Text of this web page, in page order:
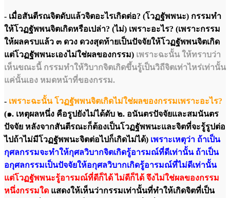
- เมื่อสันตีรณจิตดับแล้วจิตอะไรเกิดต่อ? (โวฏฐัพพนะ) กรรมทำ
ให้โวฏฐัพพนจิตเกิดหรือเปล่า? (ไม่) เพราะอะไร? (เพราะกรรม
ให้ผลครบแล้ว ๓ ดวง ดวงสุดท้ายเป็นปัจจัยให้โวฏฐัพพนจิตเกิด
แต่โวฏฐัพพนะเองไม่ใช่ผลของกรรม) เพราะฉะนั้น ให้ทราบว่า
เห็นขณะนี้ กรรมทำให้วิบากจิตเกิดขึ้นรู้เป็นวิถีจิตเท่าไหร่เท่านั้น
แค่นั้นเอง หมดหน้าที่ของกรรม.
- เพราะฉะนั้น โวฏฐัพพนจิตเกิดไม่ใช่ผลของกรรมเพราะอะไร?
(๑. เหตุผลหนึ่ง คือรูปยังไม่ได้ดับ ๒. อนันตรปัจจัยและสมนันตร
ปัจจัย หลังจากสันตีรณะก็ต้องเป็นโวฏฐัพพนะและจิตที่จะรู้รูปต่อ
ไปถ้าไม่มีโวฏฐัพพนะจิตต่อไปก็เกิดไม่ได้) เพราะเหตุว่า ถ้าเป็น
กุศลกรรมจะทำให้กุศลวิบากจิตเกิดรู้อารมณ์ที่ดีเท่านั้น ถ้าเป็น
อกุศลกรรมเป็นปัจจัยให้อกุศลวิบากเกิดรู้อารมณ์ที่ไม่ดีเท่านั้น
แต่โวฏฐัพพนะรู้อารมณ์ที่ดีก็ได้ ไม่ดีก็ได้ จึงไม่ใช่ผลของกรรม
หนึ่งกรรมใด แสดงให้เห็นว่ากรรมเท่านั้นที่ทำให้เกิดจิตที่เป็น